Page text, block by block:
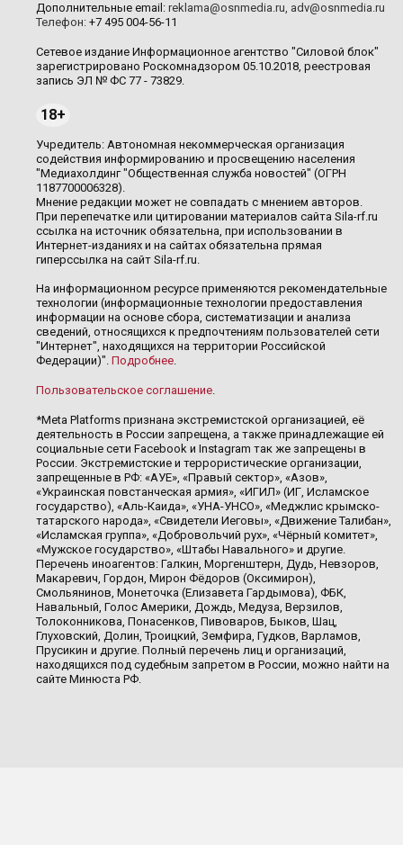
Дополнительные email: reklama@osnmedia.ru, adv@osnmedia.ru
Телефон: +7 495 004-56-11
Сетевое издание Информационное агентство "Силовой блок"
зарегистрировано Роскомнадзором 05.10.2018, реестровая
запись ЭЛ № ФС 77 - 73829.
18+
Учредитель: Автономная некоммерческая организация
содействия информированию и просвещению населения
"Медиахолдинг "Общественная служба новостей" (ОГРН
1187700006328).
Мнение редакции может не совпадать с мнением авторов.
При перепечатке или цитировании материалов сайта Sila-rf.ru
ссылка на источник обязательна, при использовании в
Интернет-изданиях и на сайтах обязательна прямая
гиперссылка на сайт Sila-rf.ru.
На информационном ресурсе применяются рекомендательные
технологии (информационные технологии предоставления
информации на основе сбора, систематизации и анализа
сведений, относящихся к предпочтениям пользователей сети
"Интернет", находящихся на территории Российской
Федерации)". Подробнее.
Пользовательское соглашение.
*Meta Platforms признана экстремистской организацией, её
деятельность в России запрещена, а также принадлежащие ей
социальные сети Facebook и Instagram так же запрещены в
России. Экстремистские и террористические организации,
запрещенные в РФ: «АУЕ», «Правый сектор», «Азов»,
«Украинская повстанческая армия», «ИГИЛ» (ИГ, Исламское
государство), «Аль-Каида», «УНА-УНСО», «Меджлис крымско-
татарского народа», «Свидетели Иеговы», «Движение Талибан»,
«Исламская группа», «Добровольчий рух», «Чёрный комитет»,
«Мужское государство», «Штабы Навального» и другие.
Перечень иноагентов: Галкин, Моргенштерн, Дудь, Невзоров,
Макаревич, Гордон, Мирон Фёдоров (Оксимирон),
Смольянинов, Монеточка (Елизавета Гардымова), ФБК,
Навальный, Голос Америки, Дождь, Медуза, Верзилов,
Толоконникова, Понасенков, Пивоваров, Быков, Шац,
Глуховский, Долин, Троицкий, Земфира, Гудков, Варламов,
Прусикин и другие. Полный перечень лиц и организаций,
находящихся под судебным запретом в России, можно найти на
сайте Минюста РФ.